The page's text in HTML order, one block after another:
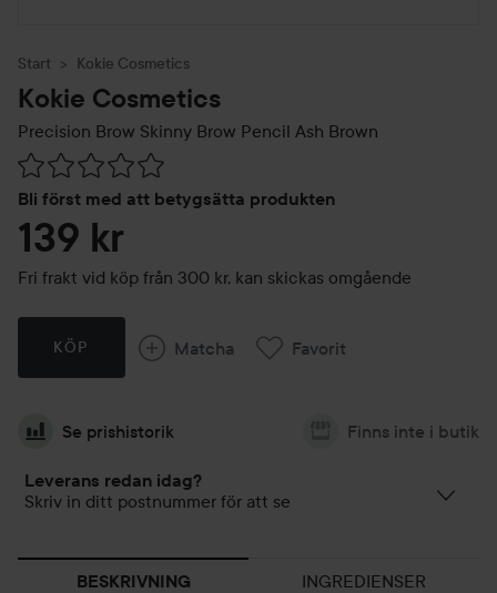
Start Kokie Cosmetics
Kokie Cosmetics
Precision Brow Skinny Brow Pencil Ash Brown
Bli först med att betygsätta produkten
Hoppa till Betyg & kommentarer
139 kr
Fri frakt vid köp från 300 kr, kan skickas omgående
KÖP Matcha Favorit
Se prishistorik Finns inte i butik
Leverans redan idag?
Skriv in ditt postnummer för att se
BESKRIVNING INGREDIENSER